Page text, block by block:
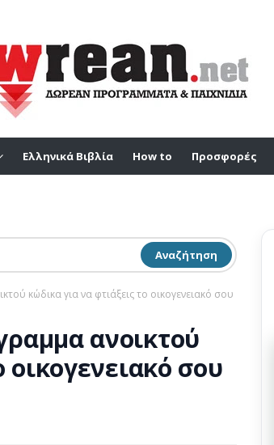
Ελληνικά Βιβλία How to Προσφορές
Αναζήτηση
κώδικα για να φτιάξεις το οικογενειακό σου
ανοικτού
οικογενειακό σου